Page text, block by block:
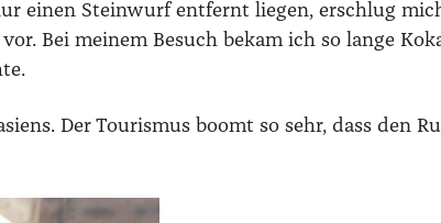
einen Stein­wurf ent­fernt lie­gen, erschlug
Bei mei­nem Besuch bekam ich so lan­ge
Der Tou­ris­mus boomt so sehr, dass den